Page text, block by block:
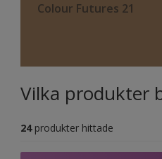
Colour Futures 21
Vilka produkter
24 produkter hittade